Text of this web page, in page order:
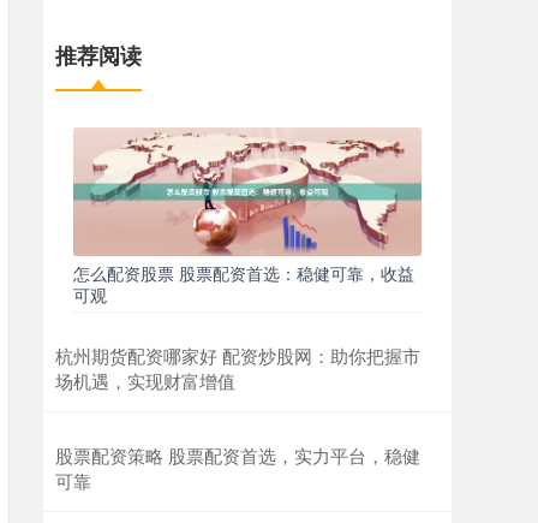
推荐阅读
怎么配资股票 股票配资首选：稳健可靠，收益
可观
杭州期货配资哪家好 配资炒股网：助你把握市
场机遇，实现财富增值
股票配资策略 股票配资首选，实力平台，稳健
可靠